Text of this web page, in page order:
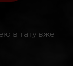
в тату вже